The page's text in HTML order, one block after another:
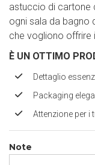
astuccio di cartone
ogni sala da bagno
che vogliono
È UN OTTIMO
Dettaglio
Packaging
Attenzione per i
Note